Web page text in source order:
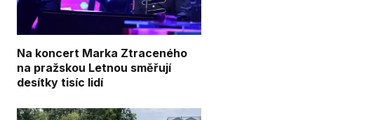
Na koncert Marka Ztraceného
na pražskou Letnou směřují
desítky tisíc lidí